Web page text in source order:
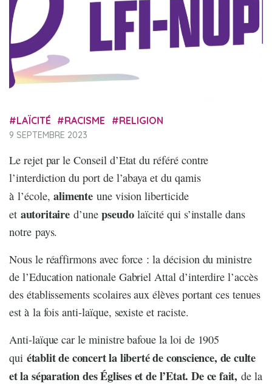
LAÏCITÉ RACISME RELIGION
9 SEPTEMBRE 2023
Le rejet par le Conseil d’Etat du référé contre
l’interdiction du port de l’abaya et du qamis
à l’école,alimenteune vision liberticide
et autoritaired’unepseudolaïcité qui s’installe dans
notre pays.
Nous le réaffirmons avec force : la décision du ministre
de l’Education nationale Gabriel Attal d’interdire l’accès
des établissements scolaires aux élèves portant ces tenues
est à la fois anti-laïque, sexiste et raciste.
Anti-laïque car le ministre bafoue la loi de 1905
qui établit de concert la liberté de conscience, de culte
et la séparation des Églises et de l’Etat. De ce fait, de la